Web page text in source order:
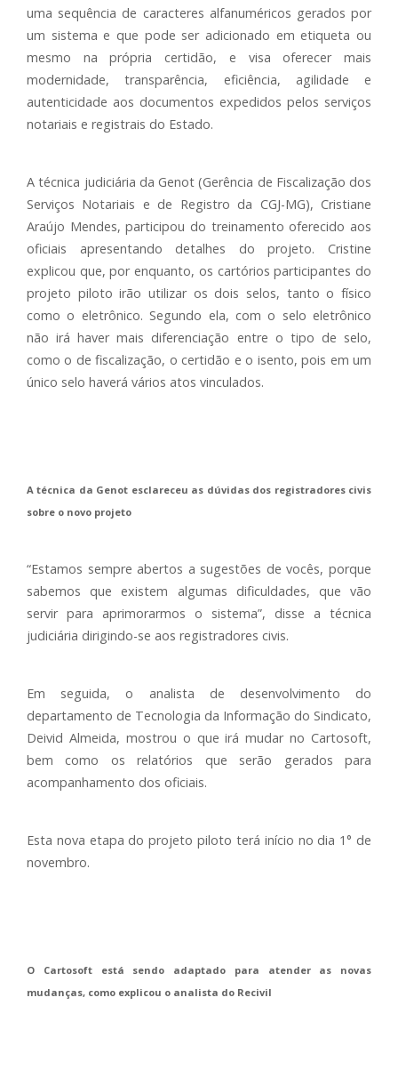
uma sequência de caracteres alfanuméricos gerados por
um sistema e que pode ser adicionado em etiqueta ou
mesmo na própria certidão, e visa oferecer mais
modernidade, transparência, eficiência, agilidade e
autenticidade aos documentos expedidos pelos serviços
notariais e registrais do Estado.
A técnica judiciária da Genot (Gerência de Fiscalização dos
Serviços Notariais e de Registro da CGJ-MG), Cristiane
Araújo Mendes, participou do treinamento oferecido aos
oficiais apresentando detalhes do projeto. Cristine
explicou que, por enquanto, os cartórios participantes do
projeto piloto irão utilizar os dois selos, tanto o físico
como o eletrônico. Segundo ela, com o selo eletrônico
não irá haver mais diferenciação entre o tipo de selo,
como o de fiscalização, o certidão e o isento, pois em um
único selo haverá vários atos vinculados.
A técnica da Genot esclareceu as dúvidas dos registradores civis
sobre o novo projeto
“Estamos sempre abertos a sugestões de vocês, porque
sabemos que existem algumas dificuldades, que vão
servir para aprimorarmos o sistema”, disse a técnica
judiciária dirigindo-se aos registradores civis.
Em seguida, o analista de desenvolvimento do
departamento de Tecnologia da Informação do Sindicato,
Deivid Almeida, mostrou o que irá mudar no Cartosoft,
bem como os relatórios que serão gerados para
acompanhamento dos oficiais.
Esta nova etapa do projeto piloto terá início no dia 1° de
novembro.
O Cartosoft está sendo adaptado para atender as novas
mudanças, como explicou o analista do Recivil